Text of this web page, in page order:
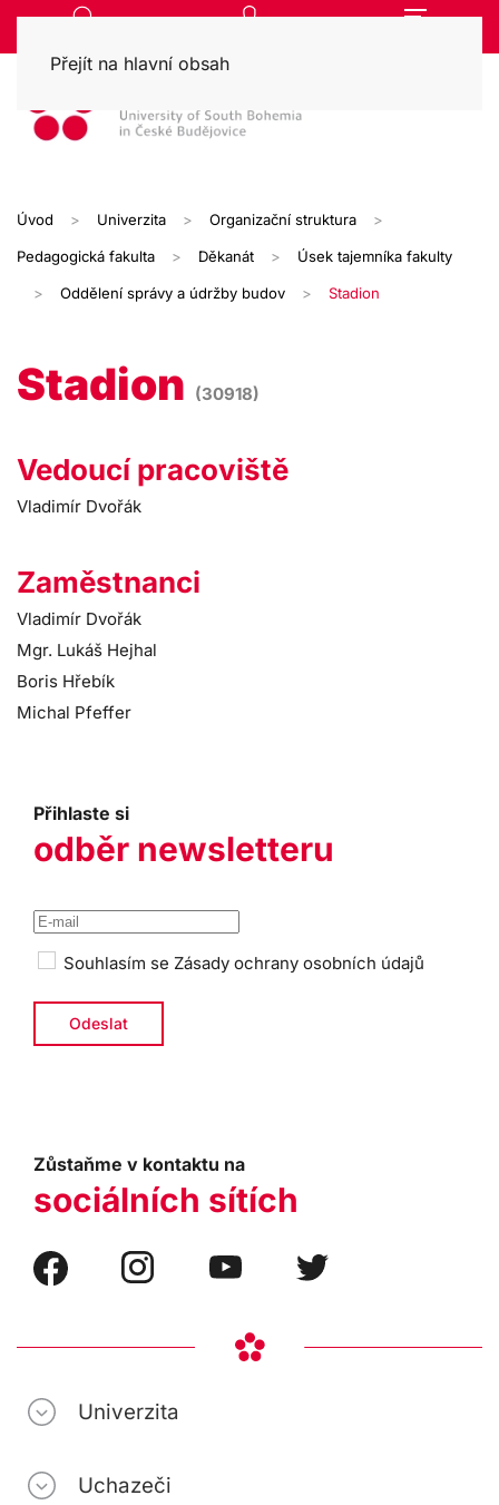
Přejít na hlavní obsah
Úvod Univerzita Organizační struktura
Pedagogická fakulta Děkanát Úsek tajemníka fakulty
Oddělení správy a údržby budov Stadion
Stadion (30918)
Vedoucí pracoviště
Vladimír Dvořák
Zaměstnanci
Vladimír Dvořák
Mgr. Lukáš Hejhal
Boris Hřebík
Michal Pfeffer
Přihlaste si
odběr newsletteru
Souhlasím se Zásady ochrany osobních údajů
Zůstaňme v kontaktu na
sociálních sítích
Univerzita
Uchazeči